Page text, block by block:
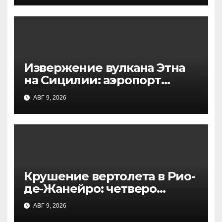
Извержение вулкана Этна
на Сицилии: аэропорт
Катании приостановил
работу
АВГ 9, 2026
Крушение вертолета в Рио-
де-Жанейро: четверо
погибших в национальном
парке, начато
АВГ 9, 2026